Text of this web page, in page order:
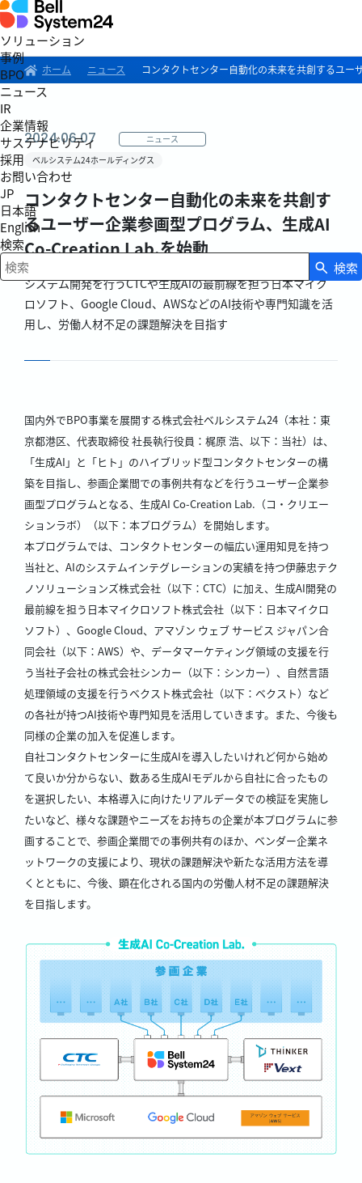
ソリューション
事例
BPO
ニュース
IR
企業情報
サステナビリティ
採用
お問い合わせ
JP
日本語
English
検索
検索キーワード入力
検索
ホーム ニュース コンタクトセンター自動化の未来を共創するユ
2024.06.07
ニュース
ベルシステム24ホールディングス
コンタクトセンター自動化の未来を共創す
るユーザー企業参画型プログラム、生成AI
Co-Creation Lab.を始動
システム開発を行うCTCや生成AIの最前線を担う日本マイク
ロソフト、Google Cloud、AWSなどのAI技術や専門知識を活
用し、労働人材不足の課題解決を目指す
国内外でBPO事業を展開する株式会社ベルシステム24（本社：東
京都港区、代表取締役 社長執行役員：梶原 浩、以下：当社）は、
「生成AI」と「ヒト」のハイブリッド型コンタクトセンターの構
築を目指し、参画企業間での事例共有などを行うユーザー企業参
画型プログラムとなる、生成AI Co-Creation Lab.（コ・クリエー
ションラボ）（以下：本プログラム）を開始します。
本プログラムでは、コンタクトセンターの幅広い運用知見を持つ
当社と、AIのシステムインテグレーションの実績を持つ伊藤忠テク
ノソリューションズ株式会社（以下：CTC）に加え、生成AI開発の
最前線を担う日本マイクロソフト株式会社（以下：日本マイクロ
ソフト）、Google Cloud、アマゾン ウェブ サービス ジャパン合
同会社（以下：AWS）や、データマーケティング領域の支援を行
う当社子会社の株式会社シンカー（以下：シンカー）、自然言語
処理領域の支援を行うベクスト株式会社（以下：ベクスト）など
の各社が持つAI技術や専門知見を活用していきます。また、今後も
同様の企業の加入を促進します。
自社コンタクトセンターに生成AIを導入したいけれど何から始め
て良いか分からない、数ある生成AIモデルから自社に合ったもの
を選択したい、本格導入に向けたリアルデータでの検証を実施し
たいなど、様々な課題やニーズをお持ちの企業が本プログラムに参
画することで、参画企業間での事例共有のほか、ベンダー企業ネ
ットワークの支援により、現状の課題解決や新たな活用方法を導
くとともに、今後、顕在化される国内の労働人材不足の課題解決
を目指します。